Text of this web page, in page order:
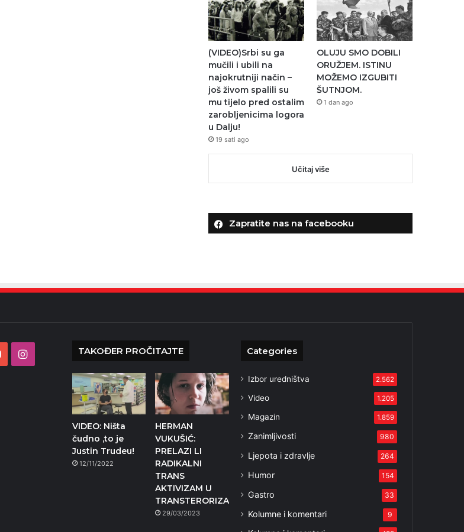
(VIDEO)Srbi su ga
mučili i ubili na
najokrutniji način –
još živom spalili su
mu tijelo pred ostalim
zarobljenicima logora
u Dalju!
19 sati ago
OLUJU SMO DOBILI
ORUŽJEM. ISTINU
MOŽEMO IZGUBITI
ŠUTNJOM.
1 dan ago
Učitaj više
Zapratite nas na facebooku
YouTubeInstagram TAKOĐER PROČITAJTE
VIDEO: Ništa
čudno ,to je
Justin Trudeu!
12/11/2022
HERMAN
VUKUŠIĆ:
PRELAZI LI
RADIKALNI
TRANS
AKTIVIZAM U
TRANSTERORIZAM?
29/03/2023
Categories
Izbor uredništva 2.562
Video 1.205
Magazin 1.859
Zanimljivosti 980
Ljepota i zdravlje 264
Humor 154
Gastro 33
Kolumne i komentari 9